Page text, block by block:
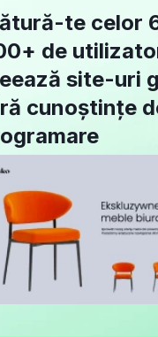
te celor
de
site-uri
cunoștințe